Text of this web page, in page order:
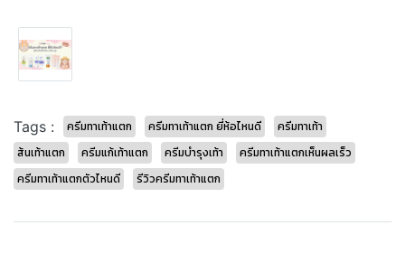
Tags : ครีมทาเท้าแตก ครีมทาเท้าแตก ยี่ห้อไหนดี
ครีมทาเท้า
ส้นเท้าแตก
ครีมแก้เท้าแตก ครีมบำรุงเท้า
ครีมทาเท้าแตกเห็นผลเร็ว
ครีมทาเท้าแตกตัวไหนดี
รีวิวครีมทาเท้าแตก